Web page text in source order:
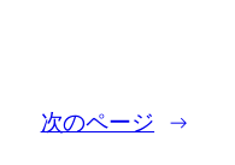
次のページ →